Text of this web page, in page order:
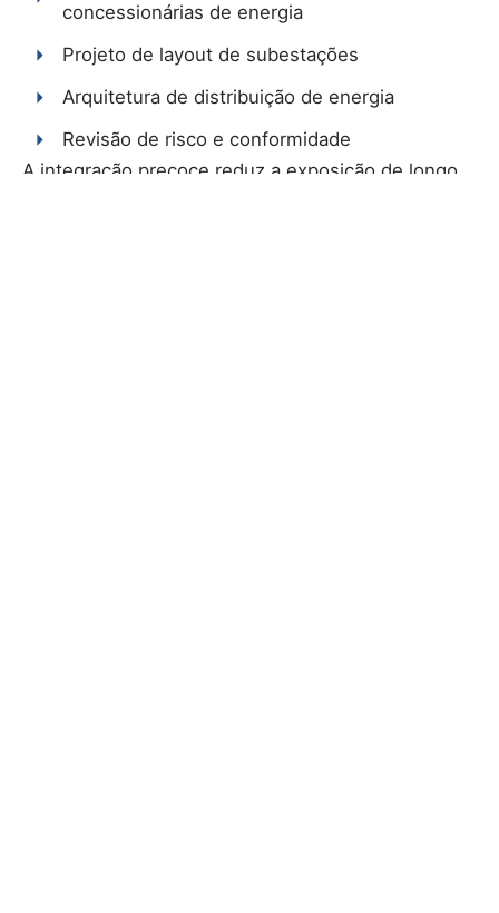
concessionárias de energia
Projeto de layout de subestações
Arquitetura de distribuição de energia
Revisão de risco e conformidade
A integração precoce reduz a exposição de longo